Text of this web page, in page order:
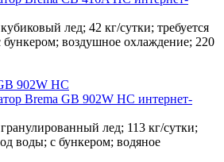
кубиковый лед; 42 кг/сутки; требуется
воздушное охлаждение; 220
902W HC
гранулированный лед; 113 кг/сутки;
воды; с бункером; водяное